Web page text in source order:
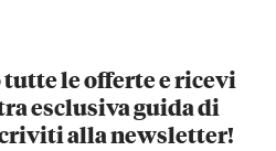
le offerte e ricevi
esclusiva guida di
alla newsletter!